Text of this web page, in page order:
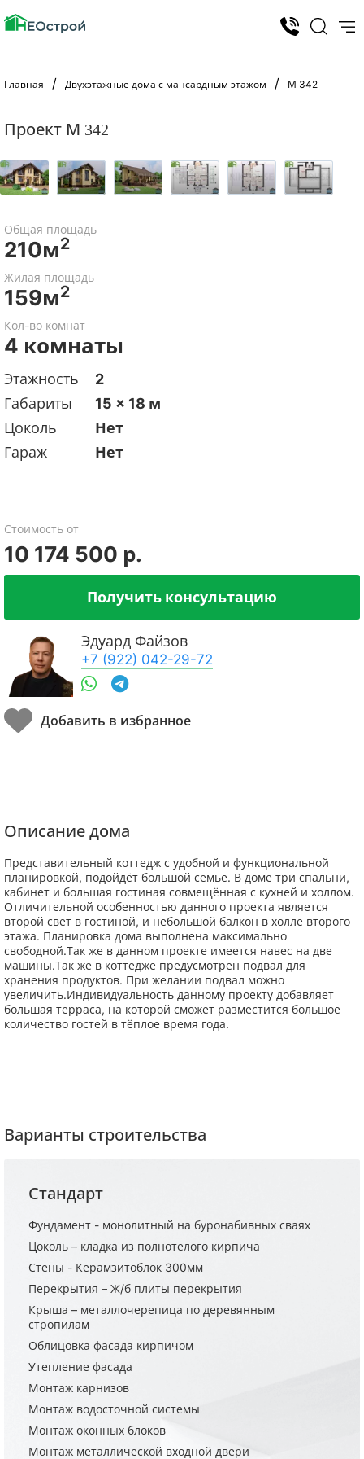
Главная Двухэтажные дома с мансардным этажом М 342
Проект М 342
Общая площадь
210м2
Жилая площадь
159м2
Кол-во комнат
4 комнаты
Этажность
2
Габариты
15 x 18 м
Цоколь
Нет
Гараж
Нет
Стоимость от
10 174 500 р.
Получить консультацию
Эдуард Файзов
+7 (922) 042-29-72
Описание дома
Представительный коттедж с удобной и функциональной
планировкой, подойдёт большой семье. В доме три спальни,
кабинет и большая гостиная совмещённая с кухней и холлом.
Отличительной особенностью данного проекта является
второй свет в гостиной, и небольшой балкон в холле второго
этажа. Планировка дома выполнена максимально
свободной.Так же в данном проекте имеется навес на две
машины.Так же в коттедже предусмотрен подвал для
хранения продуктов. При желании подвал можно
увеличить.Индивидуальность данному проекту добавляет
большая терраса, на которой сможет разместится большое
количество гостей в тёплое время года.
Варианты строительства
Стандарт
Фундамент - монолитный на буронабивных сваях
Цоколь – кладка из полнотелого кирпича
Стены - Керамзитоблок 300мм
Перекрытия – Ж/б плиты перекрытия
Крыша – металлочерепица по деревянным
стропилам
Облицовка фасада кирпичом
Утепление фасада
Монтаж карнизов
Монтаж водосточной системы
Монтаж оконных блоков
Монтаж металлической входной двери